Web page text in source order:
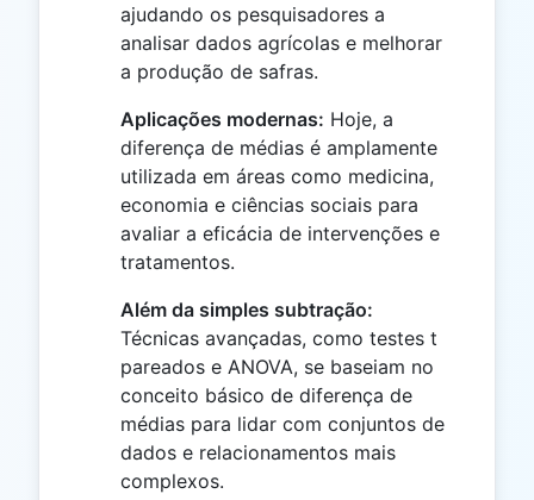
ajudando os pesquisadores a
analisar dados agrícolas e melhorar
a produção de safras.
Aplicações modernas: Hoje, a
diferença de médias é amplamente
utilizada em áreas como medicina,
economia e ciências sociais para
avaliar a eficácia de intervenções e
tratamentos.
Além da simples subtração:
Técnicas avançadas, como testes t
pareados e ANOVA, se baseiam no
conceito básico de diferença de
médias para lidar com conjuntos de
dados e relacionamentos mais
complexos.